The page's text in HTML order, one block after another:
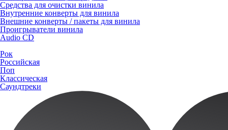
Средства для очистки винила
Внутренние конверты для винила
Внешние конверты / пакеты для винила
Проигрыватели винила
Audio CD
Рок
Российская
Поп
Классическая
Саундтреки